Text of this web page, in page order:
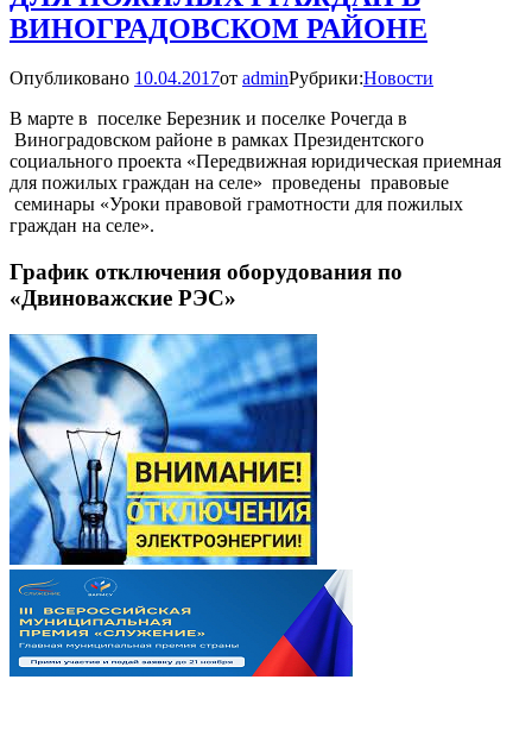
ВИНОГРАДОВСКОМ РАЙОНЕ
Опубликовано 10.04.2017от adminРубрики:Новости
В марте в поселке Березник и поселке Рочегда в
Виноградовском районе в рамках Президентского
социального проекта «Передвижная юридическая приемная
для пожилых граждан на селе» проведены правовые
семинары «Уроки правовой грамотности для пожилых
граждан на селе».
График отключения оборудования по
«Двиноважские РЭС»